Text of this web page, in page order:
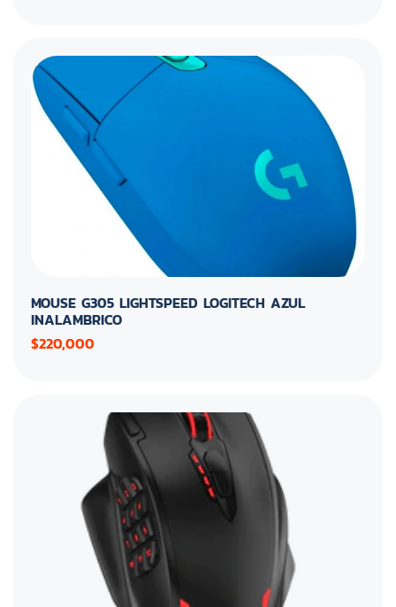
MOUSE G305 LIGHTSPEED LOGITECH AZUL
INALAMBRICO
$220,000